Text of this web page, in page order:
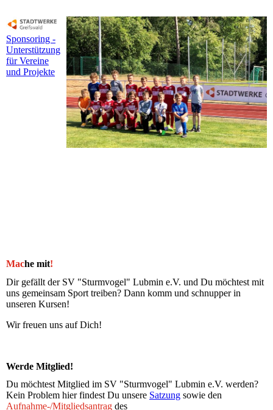
Sponsoring -
Unterstützung
für Vereine
und Projekte
Mache mit!
Dir gefällt der SV "Sturmvogel" Lubmin e.V. und Du möchtest mit
uns gemeinsam Sport treiben? Dann komm und schnupper in
unseren Kursen!
Wir freuen uns auf Dich!
Werde Mitglied!
Du möchtest Mitglied im SV "Sturmvogel" Lubmin e.V. werden?
Kein Problem hier findest Du unsere Satzung sowie den
Aufnahme-/Mitgliedsantrag des